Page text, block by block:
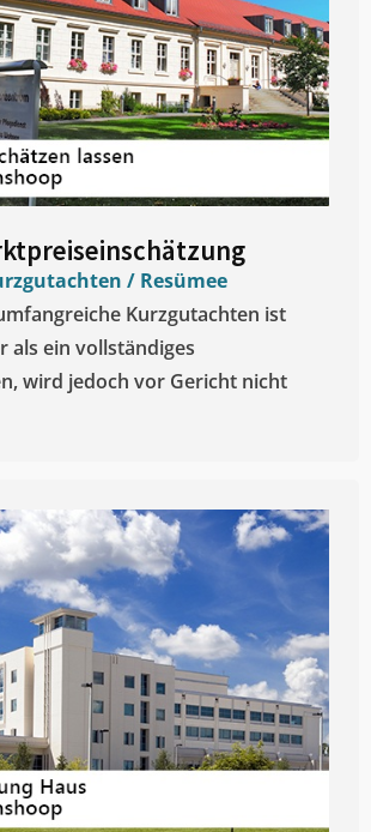
/ Resümee
Kurzgutachten ist
als ein vollständiges
wird jedoch vor Gericht nicht